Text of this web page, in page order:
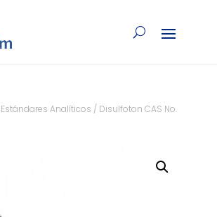
Estándares Analíticos / Disulfoton CAS No.